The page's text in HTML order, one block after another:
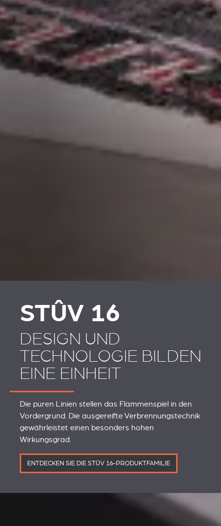
STÛV 16
DESIGN UND
TECHNOLOGIE BILDEN
EINE EINHEIT
Die puren Linien stellen das Flammenspiel in den
Vordergrund. Die ausgereifte Verbrennungstechnik
gewährleistet einen besonders hohen
Wirkungsgrad.
ENTDECKEN SIE DIE STÛV 16-PRODUKTFAMILIE